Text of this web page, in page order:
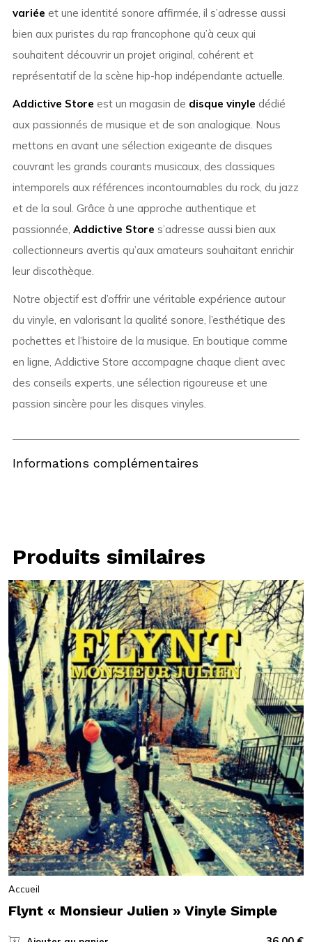
variée et une identité sonore affirmée, il s’adresse aussi
bien aux puristes du rap francophone qu’à ceux qui
souhaitent découvrir un projet original, cohérent et
représentatif de la scène hip-hop indépendante actuelle.
Addictive Store est un magasin de disque vinyle dédié
aux passionnés de musique et de son analogique. Nous
mettons en avant une sélection exigeante de disques
couvrant les grands courants musicaux, des classiques
intemporels aux références incontournables du rock, du jazz
et de la soul. Grâce à une approche authentique et
passionnée, Addictive Store s’adresse aussi bien aux
collectionneurs avertis qu’aux amateurs souhaitant enrichir
leur discothèque.
Notre objectif est d’offrir une véritable expérience autour
du vinyle, en valorisant la qualité sonore, l’esthétique des
pochettes et l’histoire de la musique. En boutique comme
en ligne, Addictive Store accompagne chaque client avec
des conseils experts, une sélection rigoureuse et une
passion sincère pour les disques vinyles.
Informations complémentaires
Produits similaires
Accueil
Flynt « Monsieur Julien » Vinyle Simple